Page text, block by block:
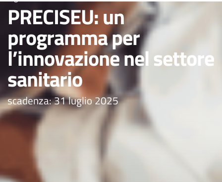
PRECISEU: un
programma per
l’innovazione nel settore
sanitario
scadenza: 31 luglio 2025